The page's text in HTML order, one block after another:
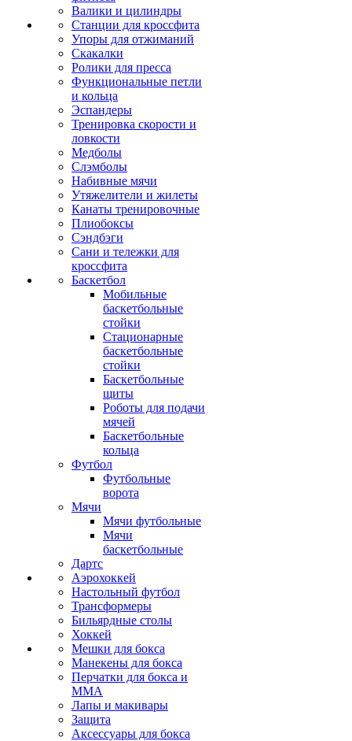
Валики и цилиндры
Станции для кроссфита
Упоры для отжиманий
Скакалки
Ролики для пресса
Функциональные петли
и кольца
Эспандеры
Тренировка скорости и
ловкости
Медболы
Слэмболы
Набивные мячи
Утяжелители и жилеты
Канаты тренировочные
Плиобоксы
Сэндбэги
Сани и тележки для
кроссфита
Баскетбол
Мобильные
баскетбольные
стойки
Стационарные
баскетбольные
стойки
Баскетбольные
щиты
Роботы для подачи
мячей
Баскетбольные
кольца
Футбол
Футбольные
ворота
Мячи
Мячи футбольные
Мячи
баскетбольные
Дартс
Аэрохоккей
Настольный футбол
Трансформеры
Бильярдные столы
Хоккей
Мешки для бокса
Манекены для бокса
Перчатки для бокса и
MMA
Лапы и макивары
Защита
Аксессуары для бокса